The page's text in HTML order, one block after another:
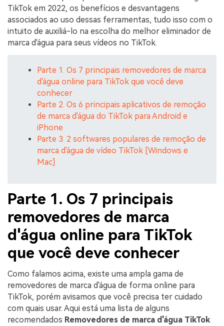
TikTok em 2022, os benefícios e desvantagens
associados ao uso dessas ferramentas, tudo isso com o
intuito de auxiliá-lo na escolha do melhor eliminador de
marca d'água para seus vídeos no TikTok.
Parte 1. Os 7 principais removedores de marca
d'água online para TikTok que você deve
conhecer
Parte 2. Os 6 principais aplicativos de remoção
de marca d'água do TikTok para Android e
iPhone
Parte 3. 2 softwares populares de remoção de
marca d'água de vídeo TikTok [Windows e
Mac]
Parte 1. Os 7 principais
removedores de marca
d'água online para TikTok
que você deve conhecer
Como falamos acima, existe uma ampla gama de
removedores de marca d'água de forma online para
TikTok, porém avisamos que você precisa ter cuidado
com quais usar. Aqui está uma lista de alguns
recomendados Removedores de marca d'água TikTok